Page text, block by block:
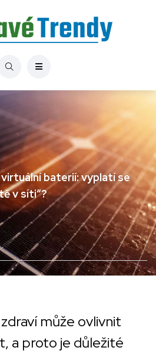
baterií: vyplatí se
v síti“?
může ovlivnit
a proto je důležité